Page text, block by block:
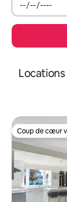
Coup de cœur
Coup de cœur